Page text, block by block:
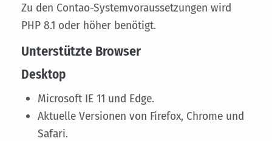
Zu den Contao-Systemvoraussetzungen wird
PHP 8.1 oder höher benötigt.
Unterstützte Browser
Desktop
Microsoft IE 11 und Edge.
Aktuelle Versionen von Firefox, Chrome und
Safari.